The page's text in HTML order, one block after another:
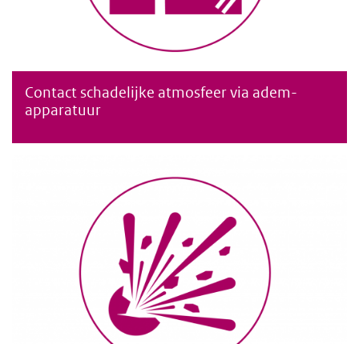
Contact met een schadelijke atmosfeer via ademapparatuur
Contact schadelijke atmosfeer via adem-
apparatuur